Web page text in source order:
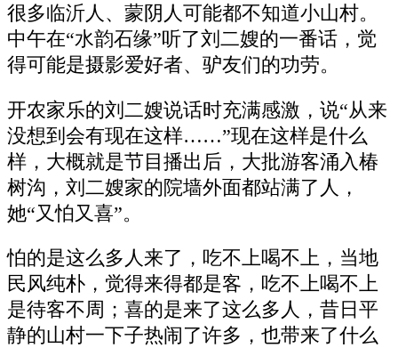
很多临沂人、蒙阴人可能都不知道小山村。
中午在“水韵石缘”听了刘二嫂的一番话，觉
得可能是摄影爱好者、驴友们的功劳。
开农家乐的刘二嫂说话时充满感激，说“从来
没想到会有现在这样……”现在这样是什么
样，大概就是节目播出后，大批游客涌入椿
树沟，刘二嫂家的院墙外面都站满了人，
她“又怕又喜”。
怕的是这么多人来了，吃不上喝不上，当地
民风纯朴，觉得来得都是客，吃不上喝不上
是待客不周；喜的是来了这么多人，昔日平
静的山村一下子热闹了许多，也带来了什么